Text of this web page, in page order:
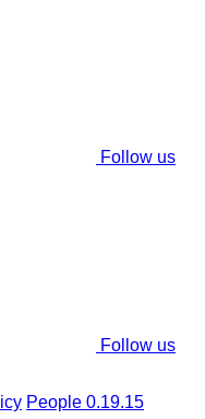
Follow us
Follow us
People 0.19.15